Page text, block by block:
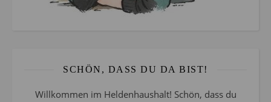
SCHÖN, DASS DU DA BIST!
Willkommen im Heldenhaushalt! Schön, dass du